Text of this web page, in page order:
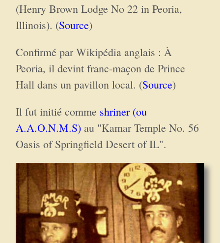
(Henry Brown Lodge No 22 in Peoria,
Illinois). (Source)
Confirmé par Wikipédia anglais : À
Peoria, il devint franc-maçon de Prince
Hall dans un pavillon local. (Source)
Il fut initié comme shriner (ou
A.A.O.N.M.S) au "Kamar Temple No. 56
Oasis of Springfield Desert of IL".